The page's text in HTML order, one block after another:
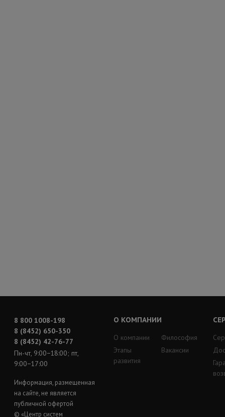
8 800 1008-198
8 (8452) 650-350
8 (8452) 42-76-77
Пн-чт, 9:00−18:00; пт,
9:00−17:00
Информация, размещенная
на сайте, не является
публичной офертой
© «Центр систем
О КОМПАНИИ
О компании
Этапы
развития
Философия
Вакансии